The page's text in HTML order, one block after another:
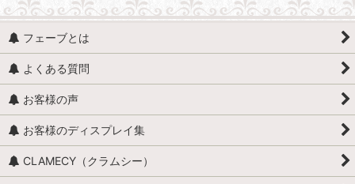
ファッション (すべての商品を表示)
扇・扇子
靴
王冠
フェーブとは
よくある質問
お客様の声
お客様のディスプレイ集
CLAMECY（クラムシー）